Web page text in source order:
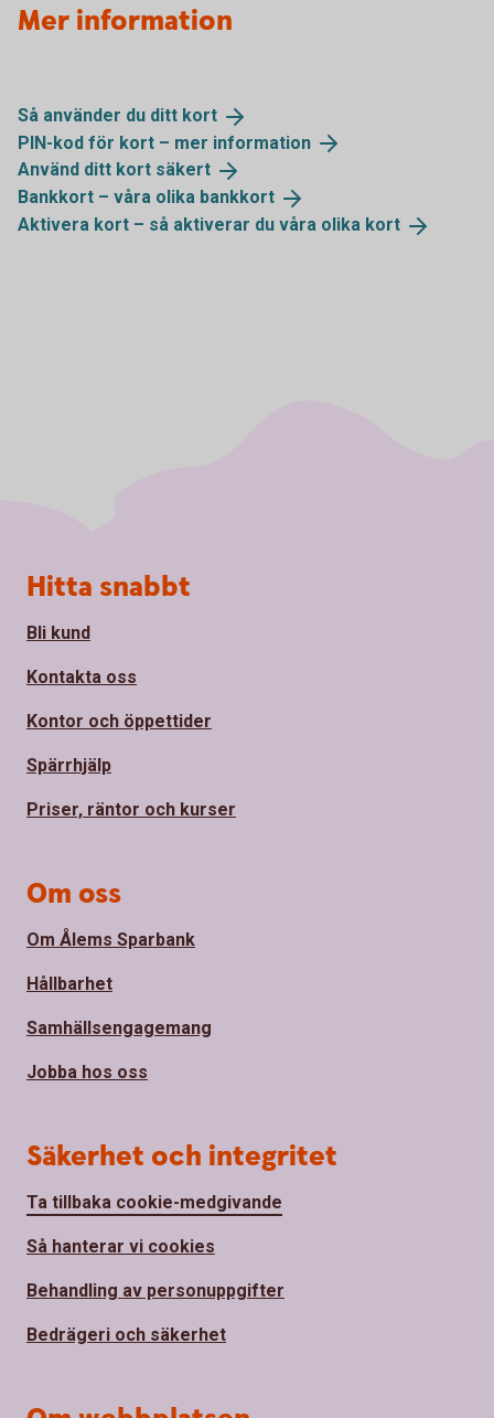
Mer information
Så använder du ditt kort
PIN-kod för kort – mer information
Använd ditt kort säkert
Bankkort – våra olika bankkort
Aktivera kort – så aktiverar du våra olika kort
Sidfot
Hitta snabbt
Bli kund
Kontakta oss
Kontor och öppettider
Spärrhjälp
Priser, räntor och kurser
Om oss
Om Ålems Sparbank
Hållbarhet
Samhällsengagemang
Jobba hos oss
Säkerhet och integritet
Ta tillbaka cookie-medgivande
Så hanterar vi cookies
Behandling av personuppgifter
Bedrägeri och säkerhet